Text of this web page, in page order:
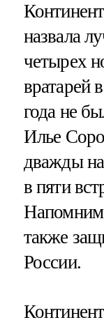
назвала
четырех
вратарей
года не
Илье
дважды
в пяти
также
России.